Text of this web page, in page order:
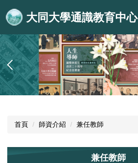
到
主
要
內
容
區
大同大學通識教育中心
首頁 師資介紹 兼任教師
兼任教師